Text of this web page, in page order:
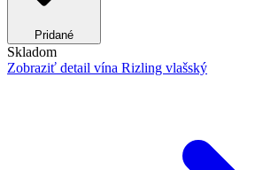
Pridané
Skladom
Zobraziť detail vína Rizling vlašský